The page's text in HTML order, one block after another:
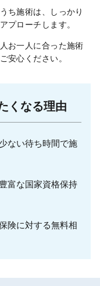
ち施術は、しっかり
プローチします。
お一人に合った施術
安心ください。
くなる理由
ない待ち時間で施
富な国家資格保持
険に対する無料相